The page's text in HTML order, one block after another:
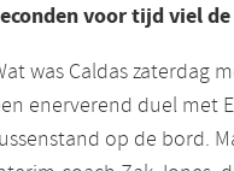
voor tijd viel
was Caldas zaterdag
enerverend duel met
op de bord.